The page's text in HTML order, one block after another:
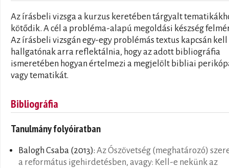
Az írásbeli vizsga a kurzus keretében tárgyalt
kötődik. A cél a probléma-alapú megoldási készség
Az írásbeli vizsgán egy-egy problémás textus kapcsán kell
hallgatónak arra reflektálnia, hogy az adott bibliográfia
ismeretében hogyan értelmezi a megjelölt bibliai
vagy tematikát.
Bibliográfia
Tanulmány folyóiratban
Balogh Csaba (2013): Az Ószövetség (meghatározó)
a református igehirdetésben, avagy: Kell-e nekünk az